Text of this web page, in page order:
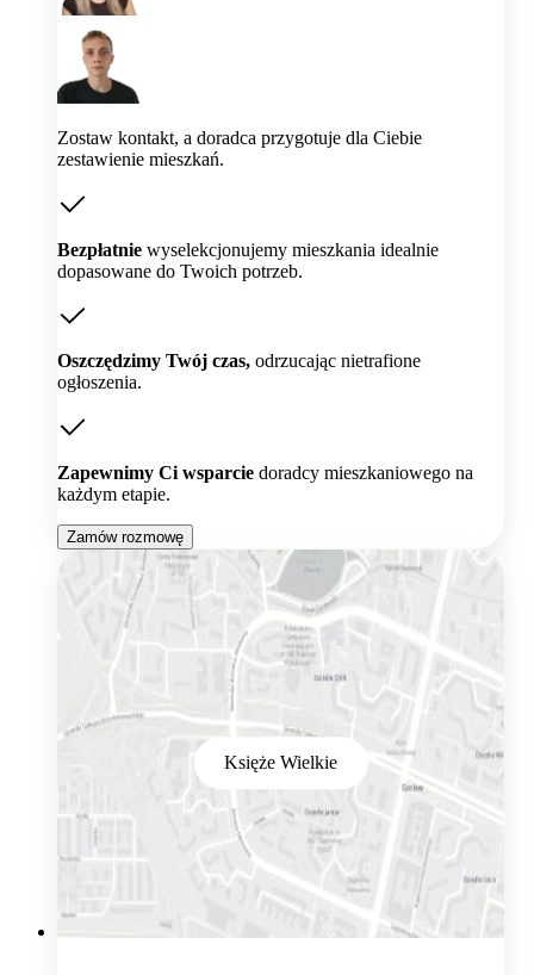
Zostaw kontakt, a doradca przygotuje dla Ciebie
zestawienie mieszkań.
Bezpłatnie wyselekcjonujemy mieszkania idealnie
dopasowane do Twoich potrzeb.
Oszczędzimy Twój czas, odrzucając nietrafione
ogłoszenia.
Zapewnimy Ci wsparcie doradcy mieszkaniowego na
każdym etapie.
Zamów rozmowę
Księże Wielkie